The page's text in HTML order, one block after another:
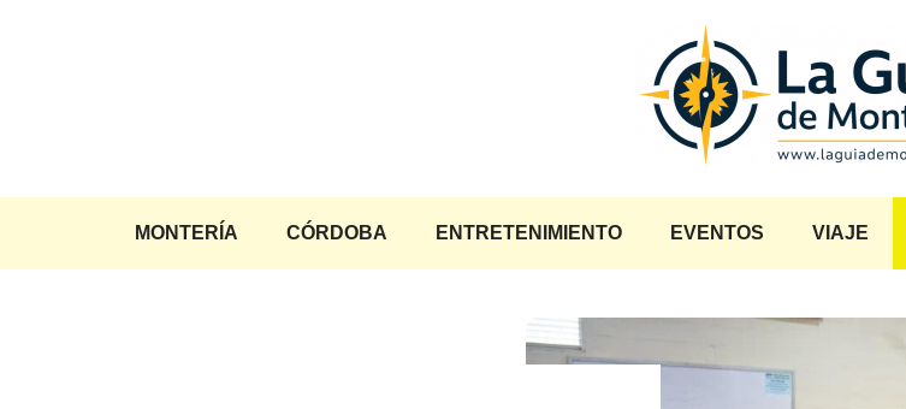
MONTERÍA CÓRDOBA ENTRETENIMIENTO EVENTOS VIAJE